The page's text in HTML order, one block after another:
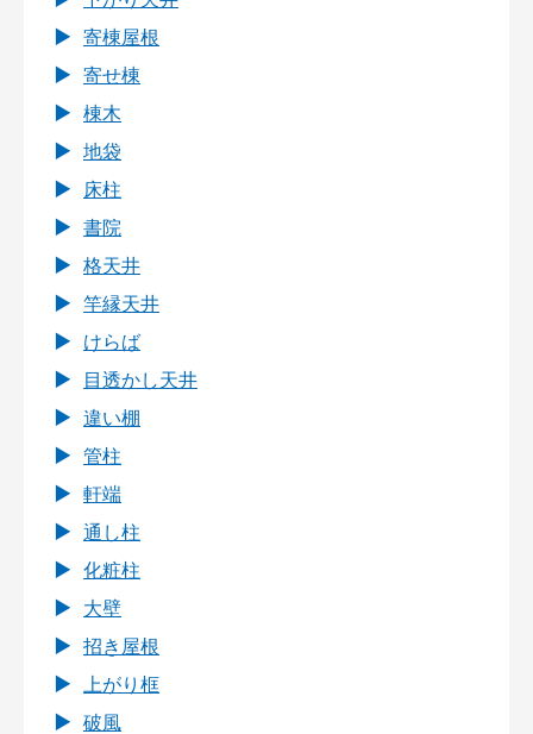
寄棟屋根
寄せ棟
棟木
地袋
床柱
書院
格天井
竿縁天井
けらば
目透かし天井
違い棚
管柱
軒端
通し柱
化粧柱
大壁
招き屋根
上がり框
破風